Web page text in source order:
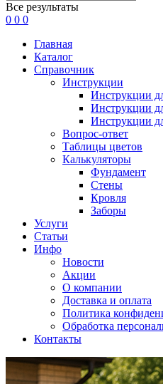
Все результаты
0 0 0
Главная
Каталог
Cправочник
Инструкции
Инструкции
Инструкции
Инструкции
Вопрос-ответ
Таблицы цветов
Калькуляторы
Фундамент
Стены
Кровля
Заборы
Услуги
Статьи
Инфо
Новости
Акции
О компании
Доставка и оплата
Политика
Обработка
Контакты